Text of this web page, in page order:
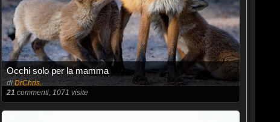
Occhi solo per la mamma
diDrChris.
21 commenti, 1071 visite